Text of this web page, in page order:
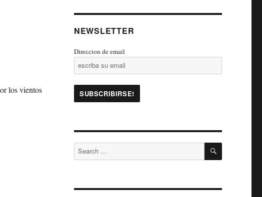
los vientos
NEWSLETTER
Direccion de email
Search
for:
SEARCH